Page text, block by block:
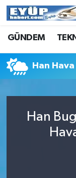
GÜNDEM
Han
Han